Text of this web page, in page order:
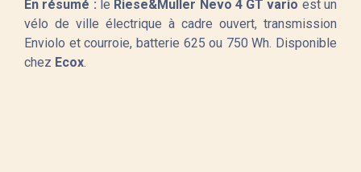
En résumé : le Riese&Muller Nevo 4 GT vario est un
vélo de ville électrique à cadre ouvert, transmission
Enviolo et courroie, batterie 625 ou 750 Wh. Disponible
chez Ecox.